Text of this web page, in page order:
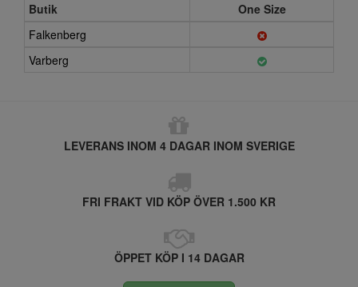
Butik
One Size
Falkenberg
Varberg
LEVERANS INOM 4 DAGAR INOM SVERIGE
FRI FRAKT VID KÖP ÖVER 1.500 KR
ÖPPET KÖP I 14 DAGAR